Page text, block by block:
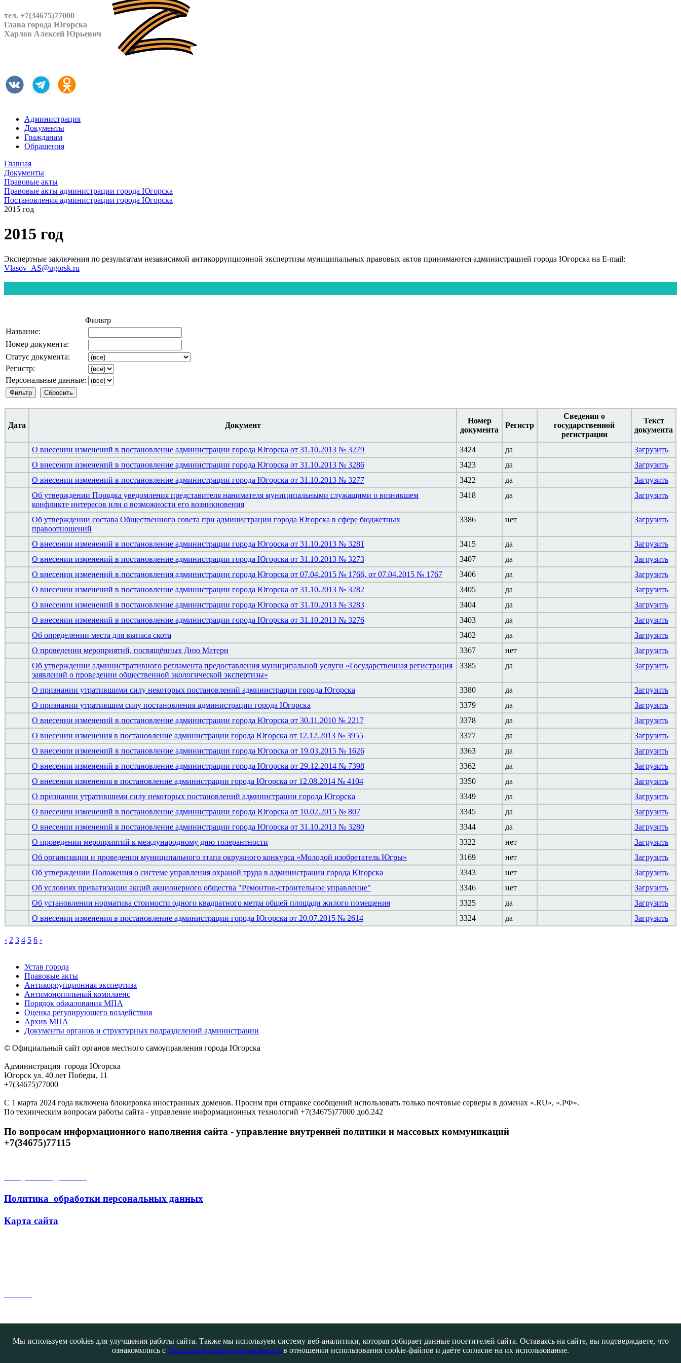
тел. +7(34675)77000
Глава города Югорска
Харлов Алексей Юрьевич
Администрация
Документы
Гражданам
Обращения
Главная
Документы
Правовые акты
Правовые акты администрации города Югорска
Постановления администрации города Югорска
2015 год
2015 год
Экспертные заключения по результатам независимой антикоррупционной экспертизы муниципальных правовых актов принимаются администрацией города Югорска на E-mail:
Vlasov_AS@ugorsk.ru
Фильтр
Название:
Номер документа:
Статус документа:
Регистр:
Персональные данные:
Дата Документ
Номер
документа
Регистр
Сведения о
государственной
регистрации
Текст
документа
О внесении изменений в постановление администрации города Югорска от 31.10.2013 № 3279 3424 да
Загрузить
О внесении изменений в постановление администрации города Югорска от 31.10.2013 № 3286
3423 да
Загрузить
О внесении изменений в постановление администрации города Югорска от 31.10.2013 № 3277
3422 да
Загрузить
Об утверждении Порядка уведомления представителя нанимателя муниципальными служащими о возникшем
конфликте интересов или о возможности его возникновения
3418 да Загрузить
Об утверждении состава Общественного совета при администрации города Югорска в сфере бюджетных
правоотношений
3386 нет Загрузить
О внесении изменений в постановление администрации города Югорска от 31.10.2013 № 3281 3415 да
Загрузить
О внесении изменений в постановление администрации города Югорска от 31.10.2013 № 3273
3407 да
Загрузить
О внесении изменений в постановления администрации города Югорска от 07.04.2015 № 1766, от 07.04.2015 № 1767
3406 да
Загрузить
О внесении изменений в постановление администрации города Югорска от 31.10.2013 № 3282
3405 да
Загрузить
О внесении изменений в постановление администрации города Югорска от 31.10.2013 № 3283
3404 да
Загрузить
О внесении изменений в постановление администрации города Югорска от 31.10.2013 № 3276
3403 да
Загрузить
Об определении места для выпаса скота
3402 да
Загрузить
О проведении мероприятий, посвящённых Дню Матери
3367 нет
Загрузить
Об утверждении административного регламента предоставления муниципальной услуги «Государственная регистрация
заявлений о проведении общественной экологической экспертизы»
3385 да Загрузить
О признании утратившими силу некоторых постановлений администрации города Югорска 3380 да
Загрузить
О признании утратившим силу постановления администрации города Югорска
3379 да
Загрузить
О внесении изменений в постановление администрации города Югорска от 30.11.2010 № 2217
3378 да
Загрузить
О внесении изменения в постановление администрации города Югорска от 12.12.2013 № 3955
3377 да
Загрузить
О внесении изменений в постановление администрации города Югорска от 19.03.2015 № 1626
3363 да
Загрузить
О внесении изменений в постановление администрации города Югорска от 29.12.2014 № 7398
3362 да
Загрузить
О внесении изменения в постановление администрации города Югорска от 12.08.2014 № 4104
3350 да
Загрузить
О признании утратившими силу некоторых постановлений администрации города Югорска
3349 да
Загрузить
О внесении изменений в постановление администрации города Югорска от 10.02.2015 № 807
3345 да
Загрузить
О внесении изменений в постановление администрации города Югорска от 31.10.2013 № 3280
3344 да
Загрузить
О проведении мероприятий к международному дню толерантности
3322 нет
Загрузить
Об организации и проведении муниципального этапа окружного конкурса «Молодой изобретатель Югры»
3169 нет
Загрузить
Об утверждении Положения о системе управления охраной труда в администрации города Югорска
3343 нет
Загрузить
Об условиях приватизации акций акционерного общества "Ремонтно-строительное управление"
3346 нет
Загрузить
Об установлении норматива стоимости одного квадратного метра общей площади жилого помещения
3325 да
Загрузить
О внесении изменения в постановление администрации города Югорска от 20.07.2015 № 2614
3324 да Загрузить
‹ 2 3 4 5 6 ›
Устав города
Правовые акты
Антикоррупционная экспертиза
Антимонопольный комплаенс
Порядок обжалования МПА
Оценка регулирующего воздействия
Архив МПА
Документы органов и структурных подразделений администрации
© Официальный сайт органов местного самоуправления города Югорска
Администрация города Югорска
Югорск ул. 40 лет Победы, 11
+7(34675)77000
С 1 марта 2024 года включена блокировка иностранных доменов. Просим при отправке сообщений использовать только почтовые серверы в доменах «.RU», «.РФ».
По техническим вопросам работы сайта - управление информационных технологий +7(34675)77000 доб.242
По вопросам информационного наполнения сайта - управление внутренней политики и массовых коммуникаций
+7(34675)77115
Политика обработки персональных данных
Карта сайта
Мы используем cookies для улучшения работы сайта. Также мы используем систему веб-аналитики, которая собирает данные посетителей сайта. Оставаясь на сайте, вы подтверждаете, что
ознакомились с Политикой конфиденциальностив отношении использования cookie-файлов и даёте согласие на их использование.